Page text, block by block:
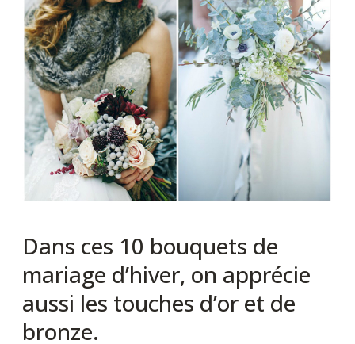
Dans ces 10 bouquets de
mariage d’hiver, on apprécie
aussi les touches d’or et de
bronze.